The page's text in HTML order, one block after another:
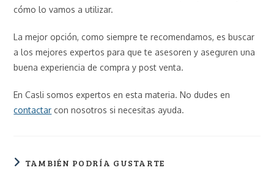
cómo lo vamos a utilizar.
La mejor opción, como siempre te recomendamos, es buscar
a los mejores expertos para que te asesoren y aseguren una
buena experiencia de compra y post venta.
En Casli somos expertos en esta materia. No dudes en
contactar con nosotros si necesitas ayuda.
TAMBIÉN PODRÍA GUSTARTE